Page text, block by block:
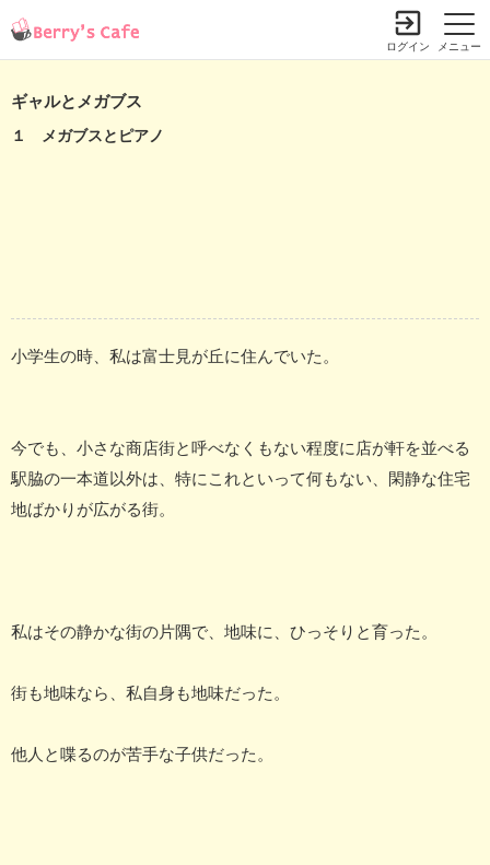
メニュー
ログイン
ギャルとメガブス
１ メガブスとピアノ
小学生の時、私は富士見が丘に住んでいた。
今でも、小さな商店街と呼べなくもない程度に店が軒を並べる
駅脇の一本道以外は、特にこれといって何もない、閑静な住宅
地ばかりが広がる街。
私はその静かな街の片隅で、地味に、ひっそりと育った。
街も地味なら、私自身も地味だった。
他人と喋るのが苦手な子供だった。